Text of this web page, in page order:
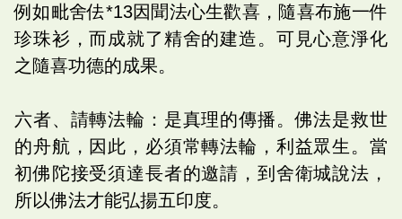
例如毗舍佉*13因聞法心生歡喜，隨喜布施一件
珍珠衫，而成就了精舍的建造。可見心意淨化
之隨喜功德的成果。
六者、請轉法輪：是真理的傳播。佛法是救世
的舟航，因此，必須常轉法輪，利益眾生。當
初佛陀接受須達長者的邀請，到舍衛城說法，
所以佛法才能弘揚五印度。